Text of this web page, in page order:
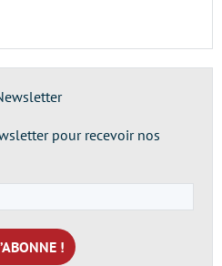
pour recevoir nos
e-
mail
*